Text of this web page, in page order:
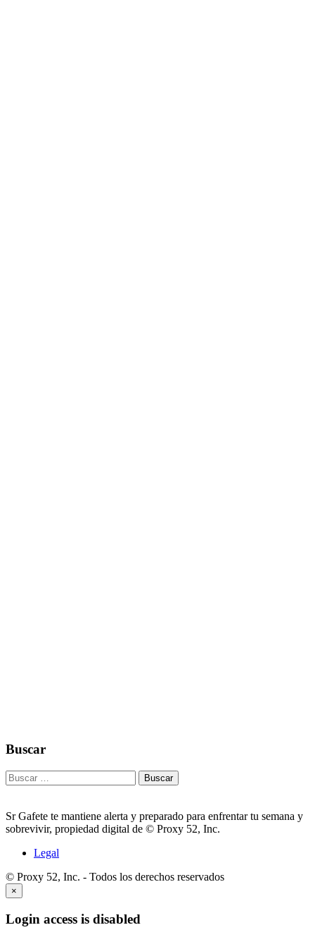
Buscar
Buscar:
Sr Gafete te mantiene alerta y preparado para enfrentar tu semana y
sobrevivir, propiedad digital de © Proxy 52, Inc.
Legal
© Proxy 52, Inc. - Todos los derechos reservados
×
Login access is disabled